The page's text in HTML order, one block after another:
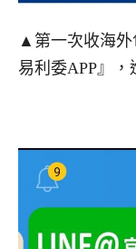
▲第一次收海外
易利委APP』，